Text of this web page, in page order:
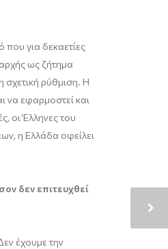
που για δεκαετίες
ως ζήτημα
σχετική ρύθμιση. Η
να εφαρμοστεί και
οι Έλληνες του
η Ελλάδα οφείλει
δεν επιτευχθεί
έχουμε την